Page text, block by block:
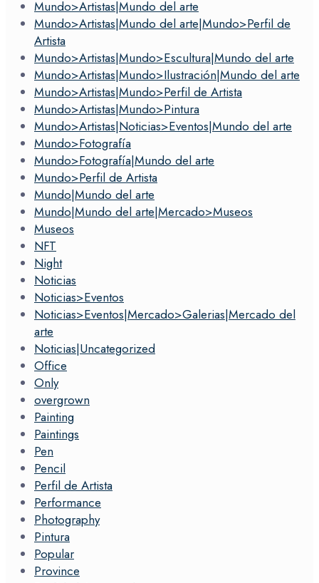
Mundo>Artistas|Mundo del arte
Mundo>Artistas|Mundo del arte|Mundo>Perfil de
Artista
Mundo>Artistas|Mundo>Escultura|Mundo del arte
Mundo>Artistas|Mundo>Ilustración|Mundo del arte
Mundo>Artistas|Mundo>Perfil de Artista
Mundo>Artistas|Mundo>Pintura
Mundo>Artistas|Noticias>Eventos|Mundo del arte
Mundo>Fotografía
Mundo>Fotografía|Mundo del arte
Mundo>Perfil de Artista
Mundo|Mundo del arte
Mundo|Mundo del arte|Mercado>Museos
Museos
NFT
Night
Noticias
Noticias>Eventos
Noticias>Eventos|Mercado>Galerias|Mercado del
arte
Noticias|Uncategorized
Office
Only
overgrown
Painting
Paintings
Pen
Pencil
Perfil de Artista
Performance
Photography
Pintura
Popular
Province